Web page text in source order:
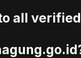
all verified